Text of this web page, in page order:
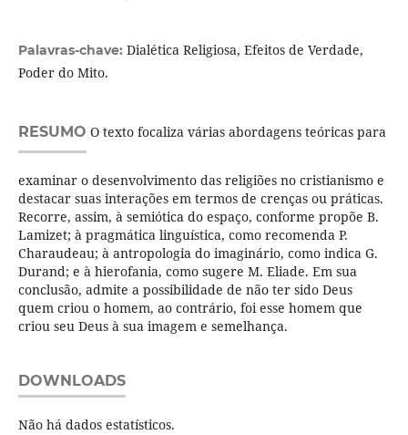
Palavras-chave: Dialética Religiosa, Efeitos de Verdade,
Poder do Mito.
RESUMO O texto focaliza várias abordagens teóricas para
examinar o desenvolvimento das religiões no cristianismo e
destacar suas interações em termos de crenças ou práticas.
Recorre, assim, à semiótica do espaço, conforme propõe B.
Lamizet; à pragmática linguística, como recomenda P.
Charaudeau; à antropologia do imaginário, como indica G.
Durand; e à hierofania, como sugere M. Eliade. Em sua
conclusão, admite a possibilidade de não ter sido Deus
quem criou o homem, ao contrário, foi esse homem que
criou seu Deus à sua imagem e semelhança.
DOWNLOADS
Não há dados estatísticos.